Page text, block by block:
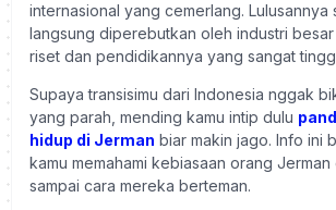
internasional yang cemerlang. Lulusannya
langsung diperebutkan oleh industri
riset dan pendidikannya yang sangat
Supaya transisimu dari Indonesia nggak
yang parah, mending kamu intip dulu
hidup di Jerman biar makin jago. Info ini
kamu memahami kebiasaan orang
sampai cara mereka berteman.